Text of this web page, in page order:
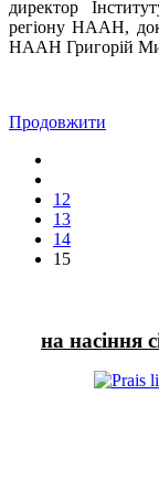
директор
регіону НААН,
НААН Григорій
Продовжити
12
13
14
15
на насіння